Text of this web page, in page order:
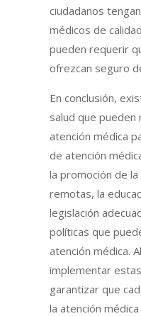
ciudadanos
médicos de
pueden requerir
ofrezcan seguro
En conclusión,
salud que pueden
atención médica
de atención
la promoción de
remotas, la
legislación
políticas que
atención médica.
implementar
garantizar que
la atención